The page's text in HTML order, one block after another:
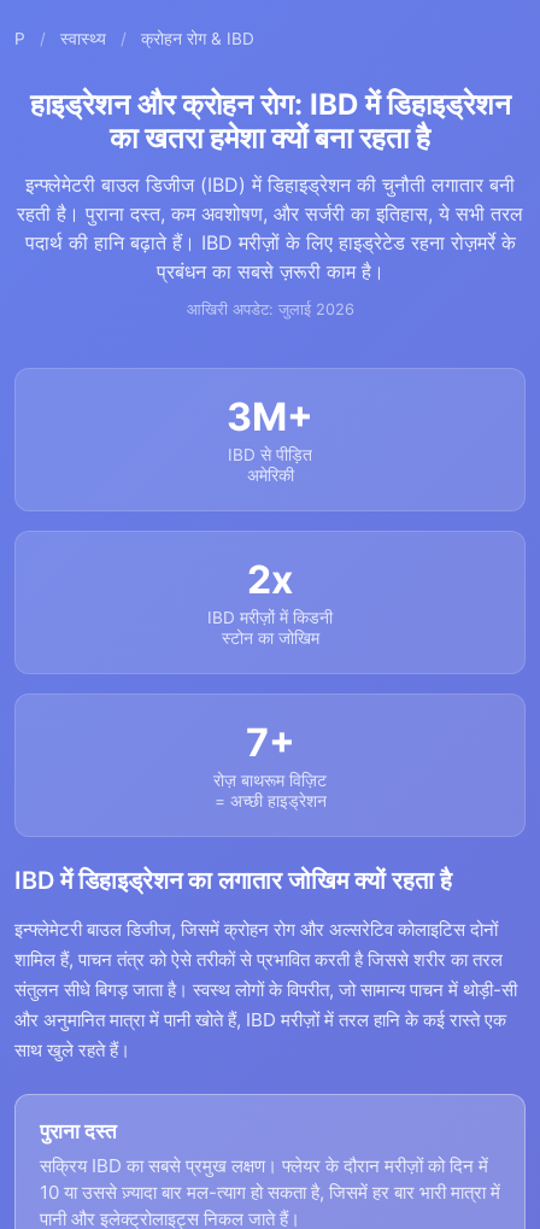
P / स्वास्थ्य / क्रोहन रोग & IBD
हाइड्रेशन और क्रोहन रोग: IBD में डिहाइड्रेशन
का खतरा हमेशा क्यों बना रहता है
इन्फ्लेमेटरी बाउल डिजीज (IBD) में डिहाइड्रेशन की चुनौती लगातार बनी
रहती है। पुराना दस्त, कम अवशोषण, और सर्जरी का इतिहास, ये सभी तरल
पदार्थ की हानि बढ़ाते हैं। IBD मरीज़ों के लिए हाइड्रेटेड रहना रोज़मर्रे के
प्रबंधन का सबसे ज़रूरी काम है।
आखिरी अपडेट: जुलाई 2026
3M+
IBD से पीड़ित
अमेरिकी
2x
IBD मरीज़ों में किडनी
स्टोन का जोखिम
7+
रोज़ बाथरूम विज़िट
= अच्छी हाइड्रेशन
IBD में डिहाइड्रेशन का लगातार जोखिम क्यों रहता है
इन्फ्लेमेटरी बाउल डिजीज, जिसमें क्रोहन रोग और अल्सरेटिव कोलाइटिस दोनों
शामिल हैं, पाचन तंत्र को ऐसे तरीकों से प्रभावित करती है जिससे शरीर का तरल
संतुलन सीधे बिगड़ जाता है। स्वस्थ लोगों के विपरीत, जो सामान्य पाचन में थोड़ी-सी
और अनुमानित मात्रा में पानी खोते हैं, IBD मरीज़ों में तरल हानि के कई रास्ते एक
साथ खुले रहते हैं।
पुराना दस्त
सक्रिय IBD का सबसे प्रमुख लक्षण। फ्लेयर के दौरान मरीज़ों को दिन में
10 या उससे ज़्यादा बार मल-त्याग हो सकता है, जिसमें हर बार भारी मात्रा में
पानी और इलेक्ट्रोलाइट्स निकल जाते हैं।